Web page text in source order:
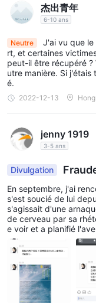
杰出青年
6-10 ans
Neutre
J'ai vu que
rt, et certaines
peut-il être récupéré
utre manière. Si
é.
2022-12-13
jenny 1919
3-5 ans
Divulgation
irer de l'argent
En septembre, j'ai
s'est soucié de lui
s'agissait d'une
de cerveau par sa
e voir et a planifié
ux, même la date
r lui. Il a été trompé
lé d'investir dans l'or,
que je ne l'avais
e chose que je ne
me faire chanter
s confiance, et ils se